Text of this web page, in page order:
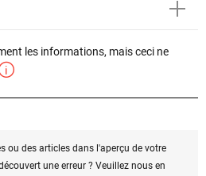
les informations, mais ceci ne
ou des articles dans l'aperçu de votre
une erreur ? Veuillez nous en